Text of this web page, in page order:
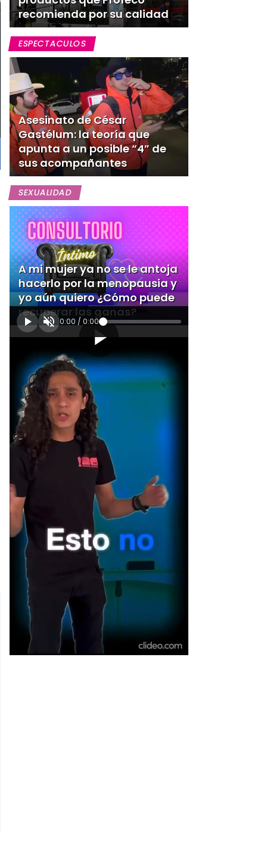
recomienda por su calidad
ESPECTACULOS
Asesinato de César
Gastélum: la teoría que
apunta a un posible “4” de
sus acompañantes
SEXUALIDAD
A mi mujer ya no se le antoja
hacerlo por la menopausia y
yo aún quiero ¿Cómo puede
recuperar las ganas?
0:00 / 0:00
[Publicidad]